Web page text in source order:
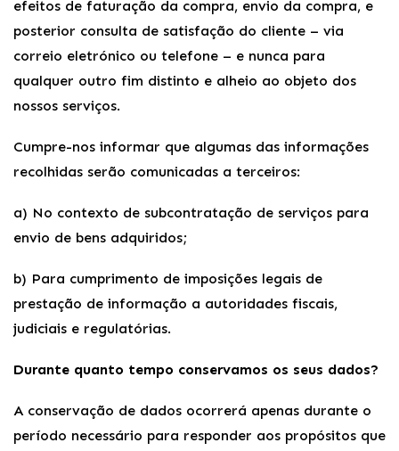
efeitos de faturação da compra, envio da compra, e
posterior consulta de satisfação do cliente – via
correio eletrónico ou telefone – e nunca para
qualquer outro fim distinto e alheio ao objeto dos
nossos serviços.
Cumpre-nos informar que algumas das informações
recolhidas serão comunicadas a terceiros:
a) No contexto de subcontratação de serviços para
envio de bens adquiridos;
b) Para cumprimento de imposições legais de
prestação de informação a autoridades fiscais,
judiciais e regulatórias.
Durante quanto tempo conservamos os seus dados?
A conservação de dados ocorrerá apenas durante o
período necessário para responder aos propósitos que